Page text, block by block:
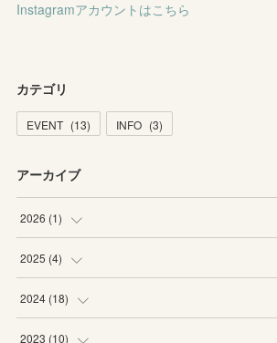
Instagramアカウントはこちら
カテゴリ
EVENT (13) INFO (3)
アーカイブ
2026 (1)
( )
2025 (4)
(1
(1
2024 (18)
(1
2023 (10)